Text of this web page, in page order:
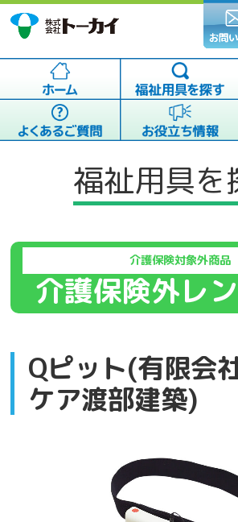
福祉用具を
介護保険対象外商品
介護保険外レ
Qピット(有限会
ケア渡部建築)